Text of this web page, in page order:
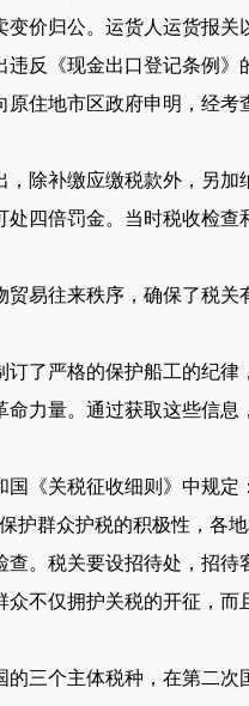
价归公。运货人运货报关
反《现金出口登记条例》
住地市区政府申明，经
补缴应缴税款外，另加
四倍罚金。当时税收检
往来秩序，确保了税关
严格的保护船工的纪律
力量。通过获取这些信
关税征收细则》中规定
护群众护税的积极性，各
。税关要设招待处，招
不仅拥护关税的开征，而
个主体税种，在第二次